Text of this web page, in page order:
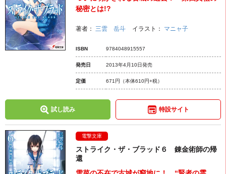
秘密とは!?
著者： 三雲 岳斗 イラスト： マニャ子
ISBN 9784048915557
発売日 2013年4月10日発売
定価 671円 （本体610円+税）
試し読み 特設サイト
電撃文庫
ストライク・ザ・ブラッド６ 錬金術師の帰
還